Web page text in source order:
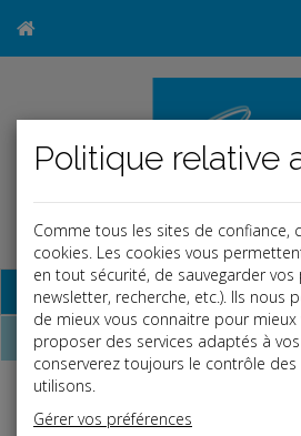
Base documentaire
Dépêches
Liste des dernières dépêches
Comme tous les sites de confiance,
cookies. Les cookies vous
en tout sécurité, de sauvegarder vos
newsletter, recherche, etc.). Ils nous
de mieux vous connaitre pour mieux
proposer des services adaptés à
conserverez toujours le contrôle
utilisons.
Gérer vos préférences